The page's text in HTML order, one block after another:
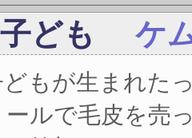
ども ケ
もが生まれた
ルで毛皮を売